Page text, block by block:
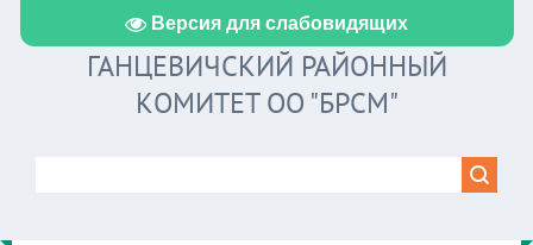
Версия для слабовидящих
ГАНЦЕВИЧСКИЙ РАЙОННЫЙ
КОМИТЕТ ОО "БРСМ"